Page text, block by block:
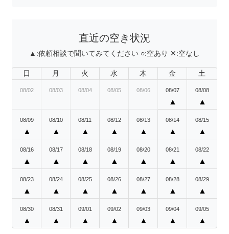
直近の空き状況
▲:依頼相談で聞いてみてください ○:空あり ✕:空なし
日 月 火 水 木 金 土
08/02 08/03 08/04 08/05 08/06 08/07
▲
08/08
▲
08/09
▲
08/10
▲
08/11
▲
08/12
▲
08/13
▲
08/14
▲
08/15
▲
08/16
▲
08/17
▲
08/18
▲
08/19
▲
08/20
▲
08/21
▲
08/22
▲
08/23
▲
08/24
▲
08/25
▲
08/26
▲
08/27
▲
08/28
▲
08/29
▲
08/30
▲
08/31
▲
09/01
▲
09/02
▲
09/03
▲
09/04
▲
09/05
▲